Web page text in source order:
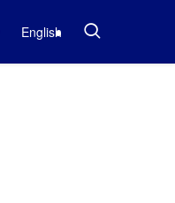
English